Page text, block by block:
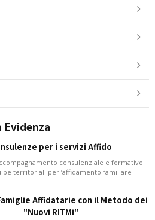
Evidenza
per i servizi Affido
consulenziale e formativo
territoriali perl’affidamento familiare
Affidatarie con il Metodo dei
"Nuovi RITMi"